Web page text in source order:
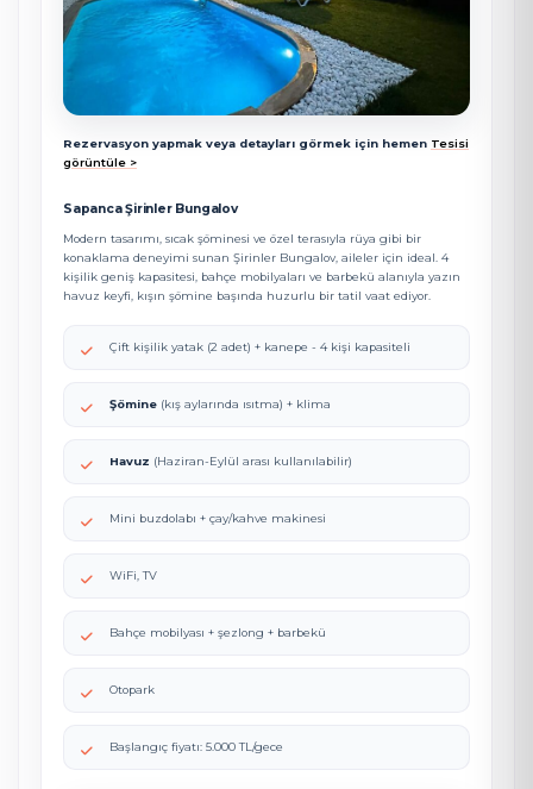
Rezervasyon yapmak veya detayları görmek için hemen Tesisi
görüntüle >
Sapanca Şirinler Bungalov
Modern tasarımı, sıcak şöminesi ve özel terasıyla rüya gibi bir
konaklama deneyimi sunan Şirinler Bungalov, aileler için ideal. 4
kişilik geniş kapasitesi, bahçe mobilyaları ve barbekü alanıyla yazın
havuz keyfi, kışın şömine başında huzurlu bir tatil vaat ediyor.
Çift kişilik yatak (2 adet) + kanepe - 4 kişi kapasiteli
Şömine (kış aylarında ısıtma) + klima
Havuz (Haziran-Eylül arası kullanılabilir)
Mini buzdolabı + çay/kahve makinesi
WiFi, TV
Bahçe mobilyası + şezlong + barbekü
Otopark
Başlangıç fiyatı: 5.000 TL/gece